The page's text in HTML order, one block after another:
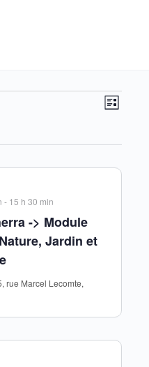
Liste
-> Module
Jardin et
- 15 h 30 min
rue Marcel Lecomte,